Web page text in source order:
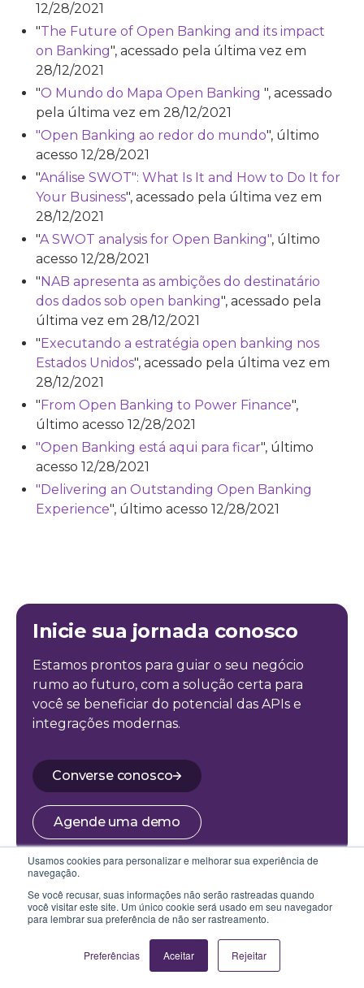
Usamos cookies para personalizar e melhorar sua experiência de
navegação.
Se você recusar, suas informações não serão rastreadas quando
você visitar este site. Um único cookie será usado em seu navegador
para lembrar sua preferência de não ser rastreamento.
Preferências Aceitar Rejeitar
12/28/2021
"The Future of Open Banking and its impact
on Banking", acessado pela última vez em
28/12/2021
"O Mundo do Mapa Open Banking ", acessado
pela última vez em 28/12/2021
"Open Banking ao redor do mundo", último
acesso 12/28/2021
"Análise SWOT": What Is It and How to Do It for
Your Business", acessado pela última vez em
28/12/2021
"A SWOT analysis for Open Banking", último
acesso 12/28/2021
"NAB apresenta as ambições do destinatário
dos dados sob open banking", acessado pela
última vez em 28/12/2021
"Executando a estratégia open banking nos
Estados Unidos", acessado pela última vez em
28/12/2021
"From Open Banking to Power Finance",
último acesso 12/28/2021
"Open Banking está aqui para ficar", último
acesso 12/28/2021
"Delivering an Outstanding Open Banking
Experience", último acesso 12/28/2021
Inicie sua jornada conosco
Estamos prontos para guiar o seu negócio
rumo ao futuro, com a solução certa para
você se beneficiar do potencial das APIs e
integrações modernas.
Converse conosco
Agende uma demo
BLOG
Conteúdos relacionados